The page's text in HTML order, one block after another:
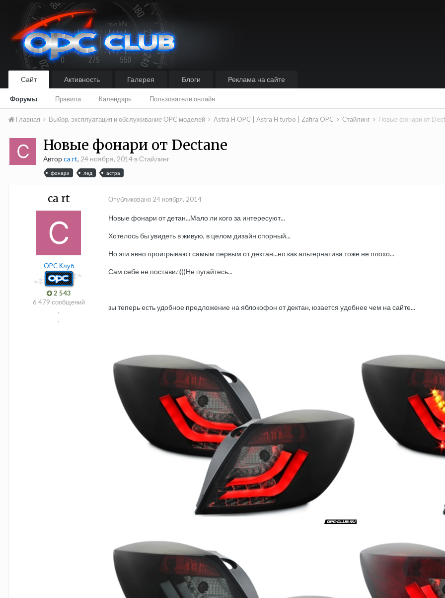
Сайт
Форумы Правила Календарь Пользователи онлайн
Активность Галерея Блоги Реклама на сайте
Главная Выбор, эксплуатация и обслуживание OPC моделей Astra H OPC | Astra H turbo | Zafira OPC Стайлинг Новые фонари от
Новые фонари от Dectane
Авторca rt, 24 ноября, 2014 в Стайлинг
фонари лед астра
ca rt
OPC Клуб
2 543
6 479 сообщений
.
.
Опубликовано 24 ноября, 2014
Новые фонари от детан...Мало ли кого за интересуют...
Хотелось бы увидеть в живую, в целом дизайн спорный...
Но эти явно проигрывают самым первым от дектан...но как альтернатива тоже не плохо...
Сам себе не поставил)))Не пугайтесь...
зы теперь есть удобное предложение на яблокофон от дектан, юзается удобнее чем на сайте...